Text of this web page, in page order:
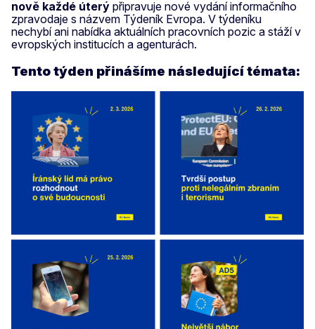
nově každé úterý připravuje nové vydání informačního
zpravodaje s názvem Týdeník Evropa. V týdeníku
nechybí ani nabídka aktuálních pracovních pozic a stáží v
evropských institucích a agenturách.
Tento týden přinášíme následující témata: